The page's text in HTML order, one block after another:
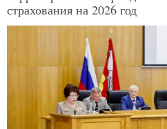
страхования на 2026 год